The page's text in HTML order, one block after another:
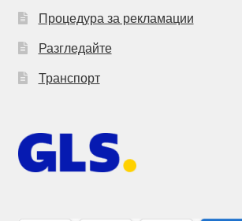
Процедура за рекламации
Разгледайте
Транспорт